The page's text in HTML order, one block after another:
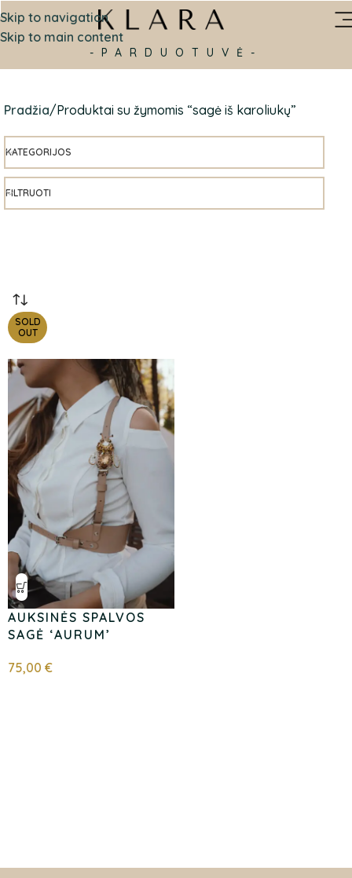
Skip to navigation
Skip to main content
-PARDUOTUVĖ-
Pradžia Produktai su žymomis “sagė iš karoliukų”
KATEGORIJOS
FILTRUOTI
SOLD
OUT
AUKSINĖS SPALVOS
SAGĖ ‘AURUM’
75,00 €